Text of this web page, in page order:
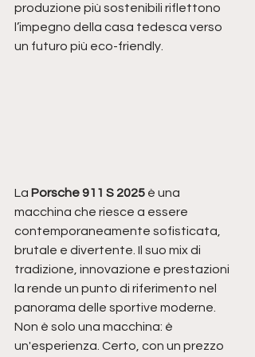
produzione più sostenibili riflettono
l’impegno della casa tedesca verso
un futuro più eco-friendly.
La Porsche 911 S 2025 è una
macchina che riesce a essere
contemporaneamente sofisticata,
brutale e divertente. Il suo mix di
tradizione, innovazione e prestazioni
la rende un punto di riferimento nel
panorama delle sportive moderne.
Non è solo una macchina: è
un'esperienza. Certo, con un prezzo